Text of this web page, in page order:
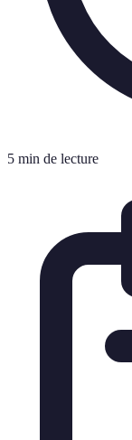
5 min de lecture